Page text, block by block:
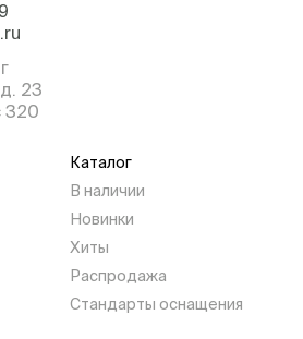
23
320
Каталог
В наличии
Новинки
Хиты
Распродажа
Стандарты оснащения